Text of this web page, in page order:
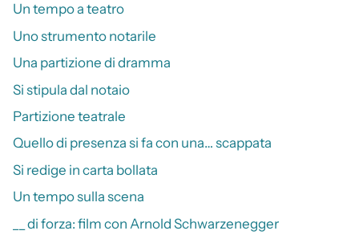
Un tempo a teatro
Uno strumento notarile
Una partizione di dramma
Si stipula dal notaio
Partizione teatrale
Quello di presenza si fa con una… scappata
Si redige in carta bollata
Un tempo sulla scena
__ di forza: film con Arnold Schwarzenegger